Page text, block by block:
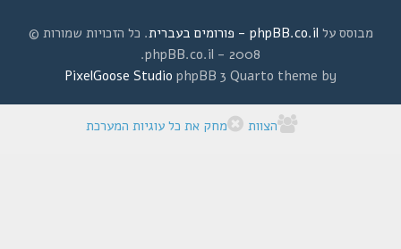
מבוסס עלphpBB.co.il - פורומים בעברית
. כל הזכויות שמורות ©
2008 - phpBB.co.il.
phpBB 3 Quarto theme by
PixelGoose Studio
הצוות מחק את כל עוגיות המערכת